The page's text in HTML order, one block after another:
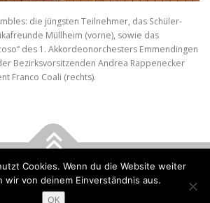
die jüngsten Teilnehmer, das Schüler-
Müllheim (vorne), sowie das
des 1. Akkordeonorchesters Emmendingen
Bezirksvorsitzenden Andrea Rappenecker
Franco Coali (rechts).
- Bezirk Breisgau – OnePress Theme von
FameThemes
Cookies. Wenn du die Website weiter
wir von deinem Einverständnis aus.
OK